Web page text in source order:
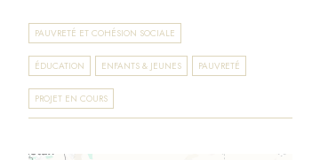
PAUVRETÉ ET COHÉSION SOCIALE
ÉDUCATION ENFANTS & JEUNES PAUVRETÉ
PROJET EN COURS